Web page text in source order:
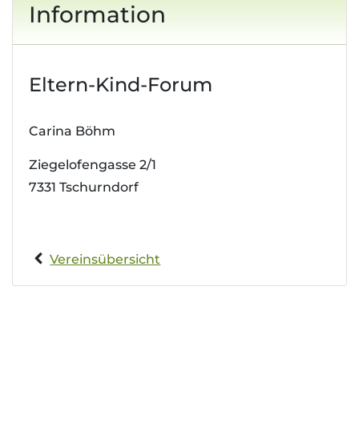
Information
Eltern-Kind-Forum
Carina Böhm
Ziegelofengasse 2/1
7331 Tschurndorf
Vereinsübersicht